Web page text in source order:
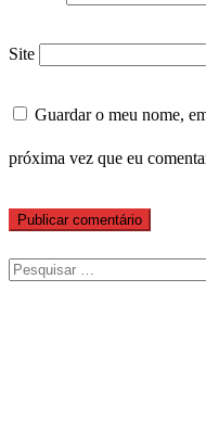
Site
Guardar o meu nome,
próxima vez que eu
Pesquisar
por: